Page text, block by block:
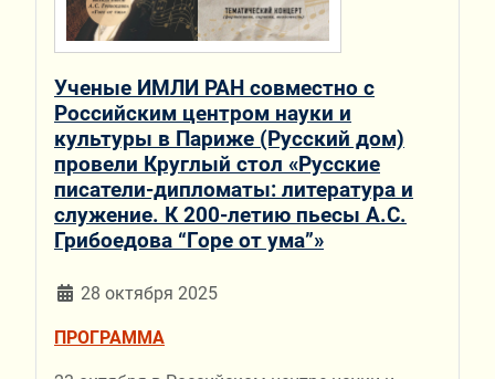
Ученые ИМЛИ РАН совместно с
Российским центром науки и
культуры в Париже (Русский дом)
провели Круглый стол «Русские
писатели-дипломаты: литература и
служение. К 200-летию пьесы А.С.
Грибоедова “Горе от ума”»
28 октября 2025
ПРОГРАММА